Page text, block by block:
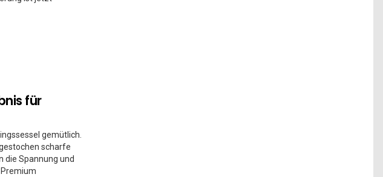
für
gemütlich.
scharfe
die Spannung und